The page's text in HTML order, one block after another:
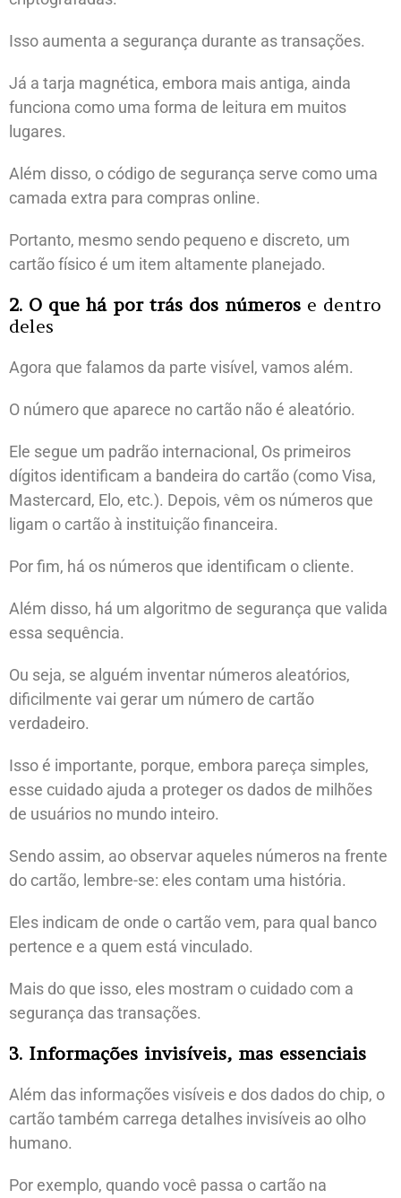
Isso aumenta a segurança durante as transações.
Já a tarja magnética, embora mais antiga, ainda
funciona como uma forma de leitura em muitos
lugares.
Além disso, o código de segurança serve como uma
camada extra para compras online.
Portanto, mesmo sendo pequeno e discreto, um
cartão físico é um item altamente planejado.
2. O que há por trás dos números e dentro
deles
Agora que falamos da parte visível, vamos além.
O número que aparece no cartão não é aleatório.
Ele segue um padrão internacional, Os primeiros
dígitos identificam a bandeira do cartão (como Visa,
Mastercard, Elo, etc.). Depois, vêm os números que
ligam o cartão à instituição financeira.
Por fim, há os números que identificam o cliente.
Além disso, há um algoritmo de segurança que valida
essa sequência.
Ou seja, se alguém inventar números aleatórios,
dificilmente vai gerar um número de cartão
verdadeiro.
Isso é importante, porque, embora pareça simples,
esse cuidado ajuda a proteger os dados de milhões
de usuários no mundo inteiro.
Sendo assim, ao observar aqueles números na frente
do cartão, lembre-se: eles contam uma história.
Eles indicam de onde o cartão vem, para qual banco
pertence e a quem está vinculado.
Mais do que isso, eles mostram o cuidado com a
segurança das transações.
3. Informações invisíveis, mas essenciais
Além das informações visíveis e dos dados do chip, o
cartão também carrega detalhes invisíveis ao olho
humano.
Por exemplo, quando você passa o cartão na